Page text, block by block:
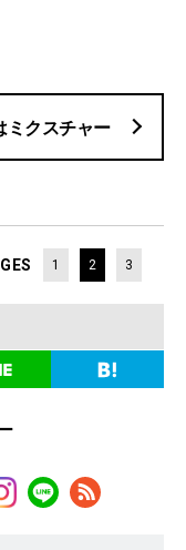
ミクスチャー
1 2 3